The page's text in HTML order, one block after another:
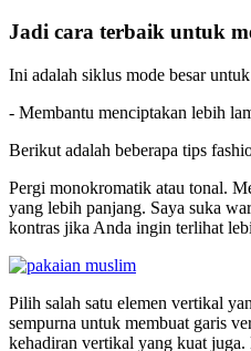
Jadi cara terbaik untuk
Ini adalah siklus mode besar
- Membantu menciptakan lebih
Berikut adalah beberapa tips
Pergi monokromatik atau tonal.
yang lebih panjang. Saya suka
kontras jika Anda ingin terlihat
Pilih salah satu elemen vertikal
sempurna untuk membuat garis
kehadiran vertikal yang kuat juga.